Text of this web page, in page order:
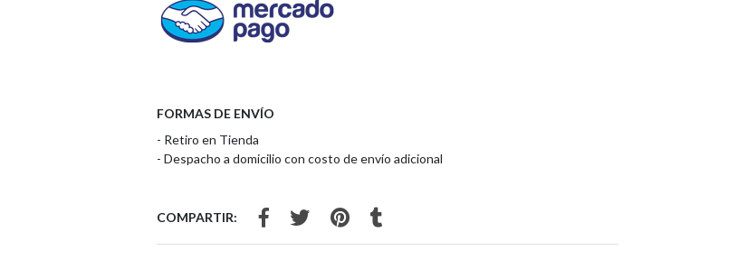
FORMAS DE ENVÍO
- Retiro en Tienda
- Despacho a domicilio con costo de envío adicional
COMPARTIR: